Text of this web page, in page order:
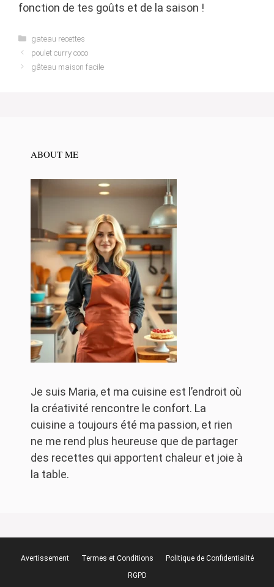
fonction de tes goûts et de la saison !
Categories
gateau recettes
poulet curry coco
gâteau maison facile
ABOUT ME
Je suis Maria, et ma cuisine est l’endroit où
la créativité rencontre le confort. La
cuisine a toujours été ma passion, et rien
ne me rend plus heureuse que de partager
des recettes qui apportent chaleur et joie à
la table.
Avertissement Termes et Conditions
Politique de Confidentialité
RGPD